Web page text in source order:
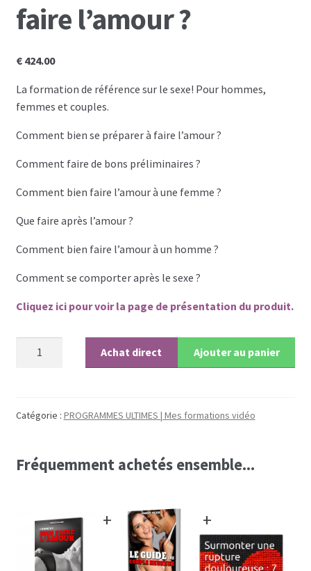
Les programmes les plus appréciés par les
femmes
Cryptos
Forums
Blog pour hommes
Coaching hommes
faire l’amour ?
€424.00
La formation de référence sur le sexe! Pour hommes,
femmes et couples.
Comment bien se préparer à faire l’amour ?
Comment faire de bons préliminaires ?
Comment bien faire l’amour à une femme ?
Que faire après l’amour ?
Comment bien faire l’amour à un homme ?
Comment se comporter après le sexe ?
Cliquez ici pour voir la page de présentation du produit.
comment
l'amour
Ajouter au panier
Achat direct
Catégorie : PROGRAMMES ULTIMES | Mes formations vidéo
Fréquemment achetés ensemble...
+ +